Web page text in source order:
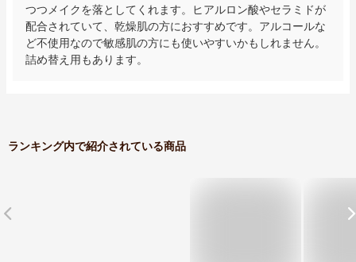
つつメイクを落としてくれます。ヒアルロン酸やセラミドが
配合されていて、乾燥肌の方におすすめです。アルコールな
ど不使用なので敏感肌の方にも使いやすいかもしれません。
詰め替え用もあります。
ランキング内で紹介されている商品